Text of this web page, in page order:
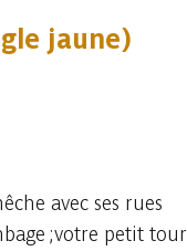
jaune)
avec ses rues
;votre petit tour